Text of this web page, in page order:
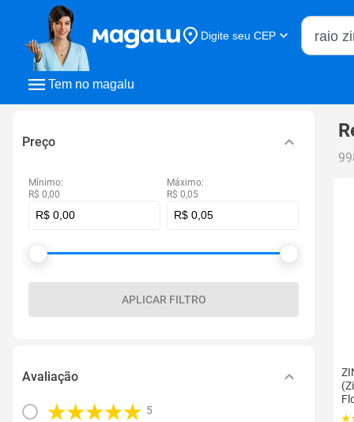
Tem no magalu
Digite seu CEP
Buscar
Preço
Mínimo:
R$ 0,00
Máximo:
R$ 0,05
APLICAR FILTRO
Avaliação
5